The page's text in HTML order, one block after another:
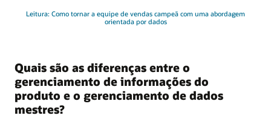
Leitura: Como tornar a equipe de vendas campeã com uma abordagem
orientada por dados
Quais são as diferenças entre o
gerenciamento de informações do
produto e o gerenciamento de dados
mestres?